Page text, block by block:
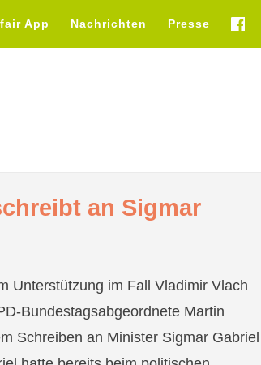
App Nachrichten Presse fb
an Sigmar
Unterstützung im Fall Vladimir Vlach
Bundestagsabgeordnete Martin
Schreiben an Minister Sigmar Gabriel